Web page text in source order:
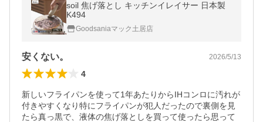
soil 焦げ落とし キッチンイレイサー 日本製
K494
Goodsaniaマック土居店
安くない。 2026/5/13
4
新しいフライパンを使って1年あたりからIHコンロに汚れが
付きやすくなり特にフライパンが犯人だったので裏側を見
たら真っ黒で、液体の焦げ落としを買って使ったら思って